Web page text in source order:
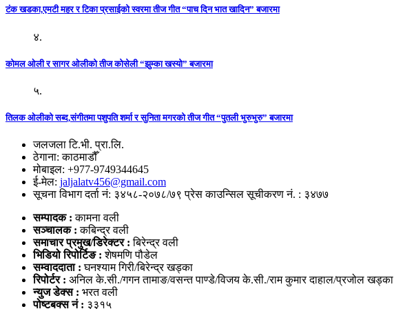
टंक खडका,एमटी महर र टिका प्रसाईको स्वरमा तीज गीत “पाच दिन भात खादिन” बजारमा
४.
कोमल ओली र सागर ओलीको तीज कोसेली “झुम्का खस्यो” बजारमा
५.
तिलक ओलीको सब्द,संगीतमा पशुपति शर्मा र सुनिता मगरको तीज गीत “पुतली भुरुभुरु” बजारमा
जलजला टि.भी. प्रा.लि.
ठेगाना: काठमाडौँ
मोबाइल: +977-9749344645
ई-मेल: jaljalatv456@gmail.com
सूचना विभाग दर्ता नं: ३४५८-२०७८/७९ प्रेस काउन्सिल सूचीकरण नं. : ३४७७
सम्पादक :कामना वली
सञ्‍चालक : कबिन्द्र वली
समाचार प्रमुख/डिरेक्टर :बिरेन्द्र वली
भिडियो रिपोर्टिङ : शेषमणि पौडेल
सम्वाददाता :घनश्याम गिरी/बिरेन्द्र खड्का
रिपोर्टर : अनिल के.सी./गगन तामाङ/वसन्त पाण्डे/विजय के.सी./राम कुमार दाहाल/प्रजोल खड्का
न्युज डेक्स : भरत वली
पोष्‍टबक्स नं : ३३१५